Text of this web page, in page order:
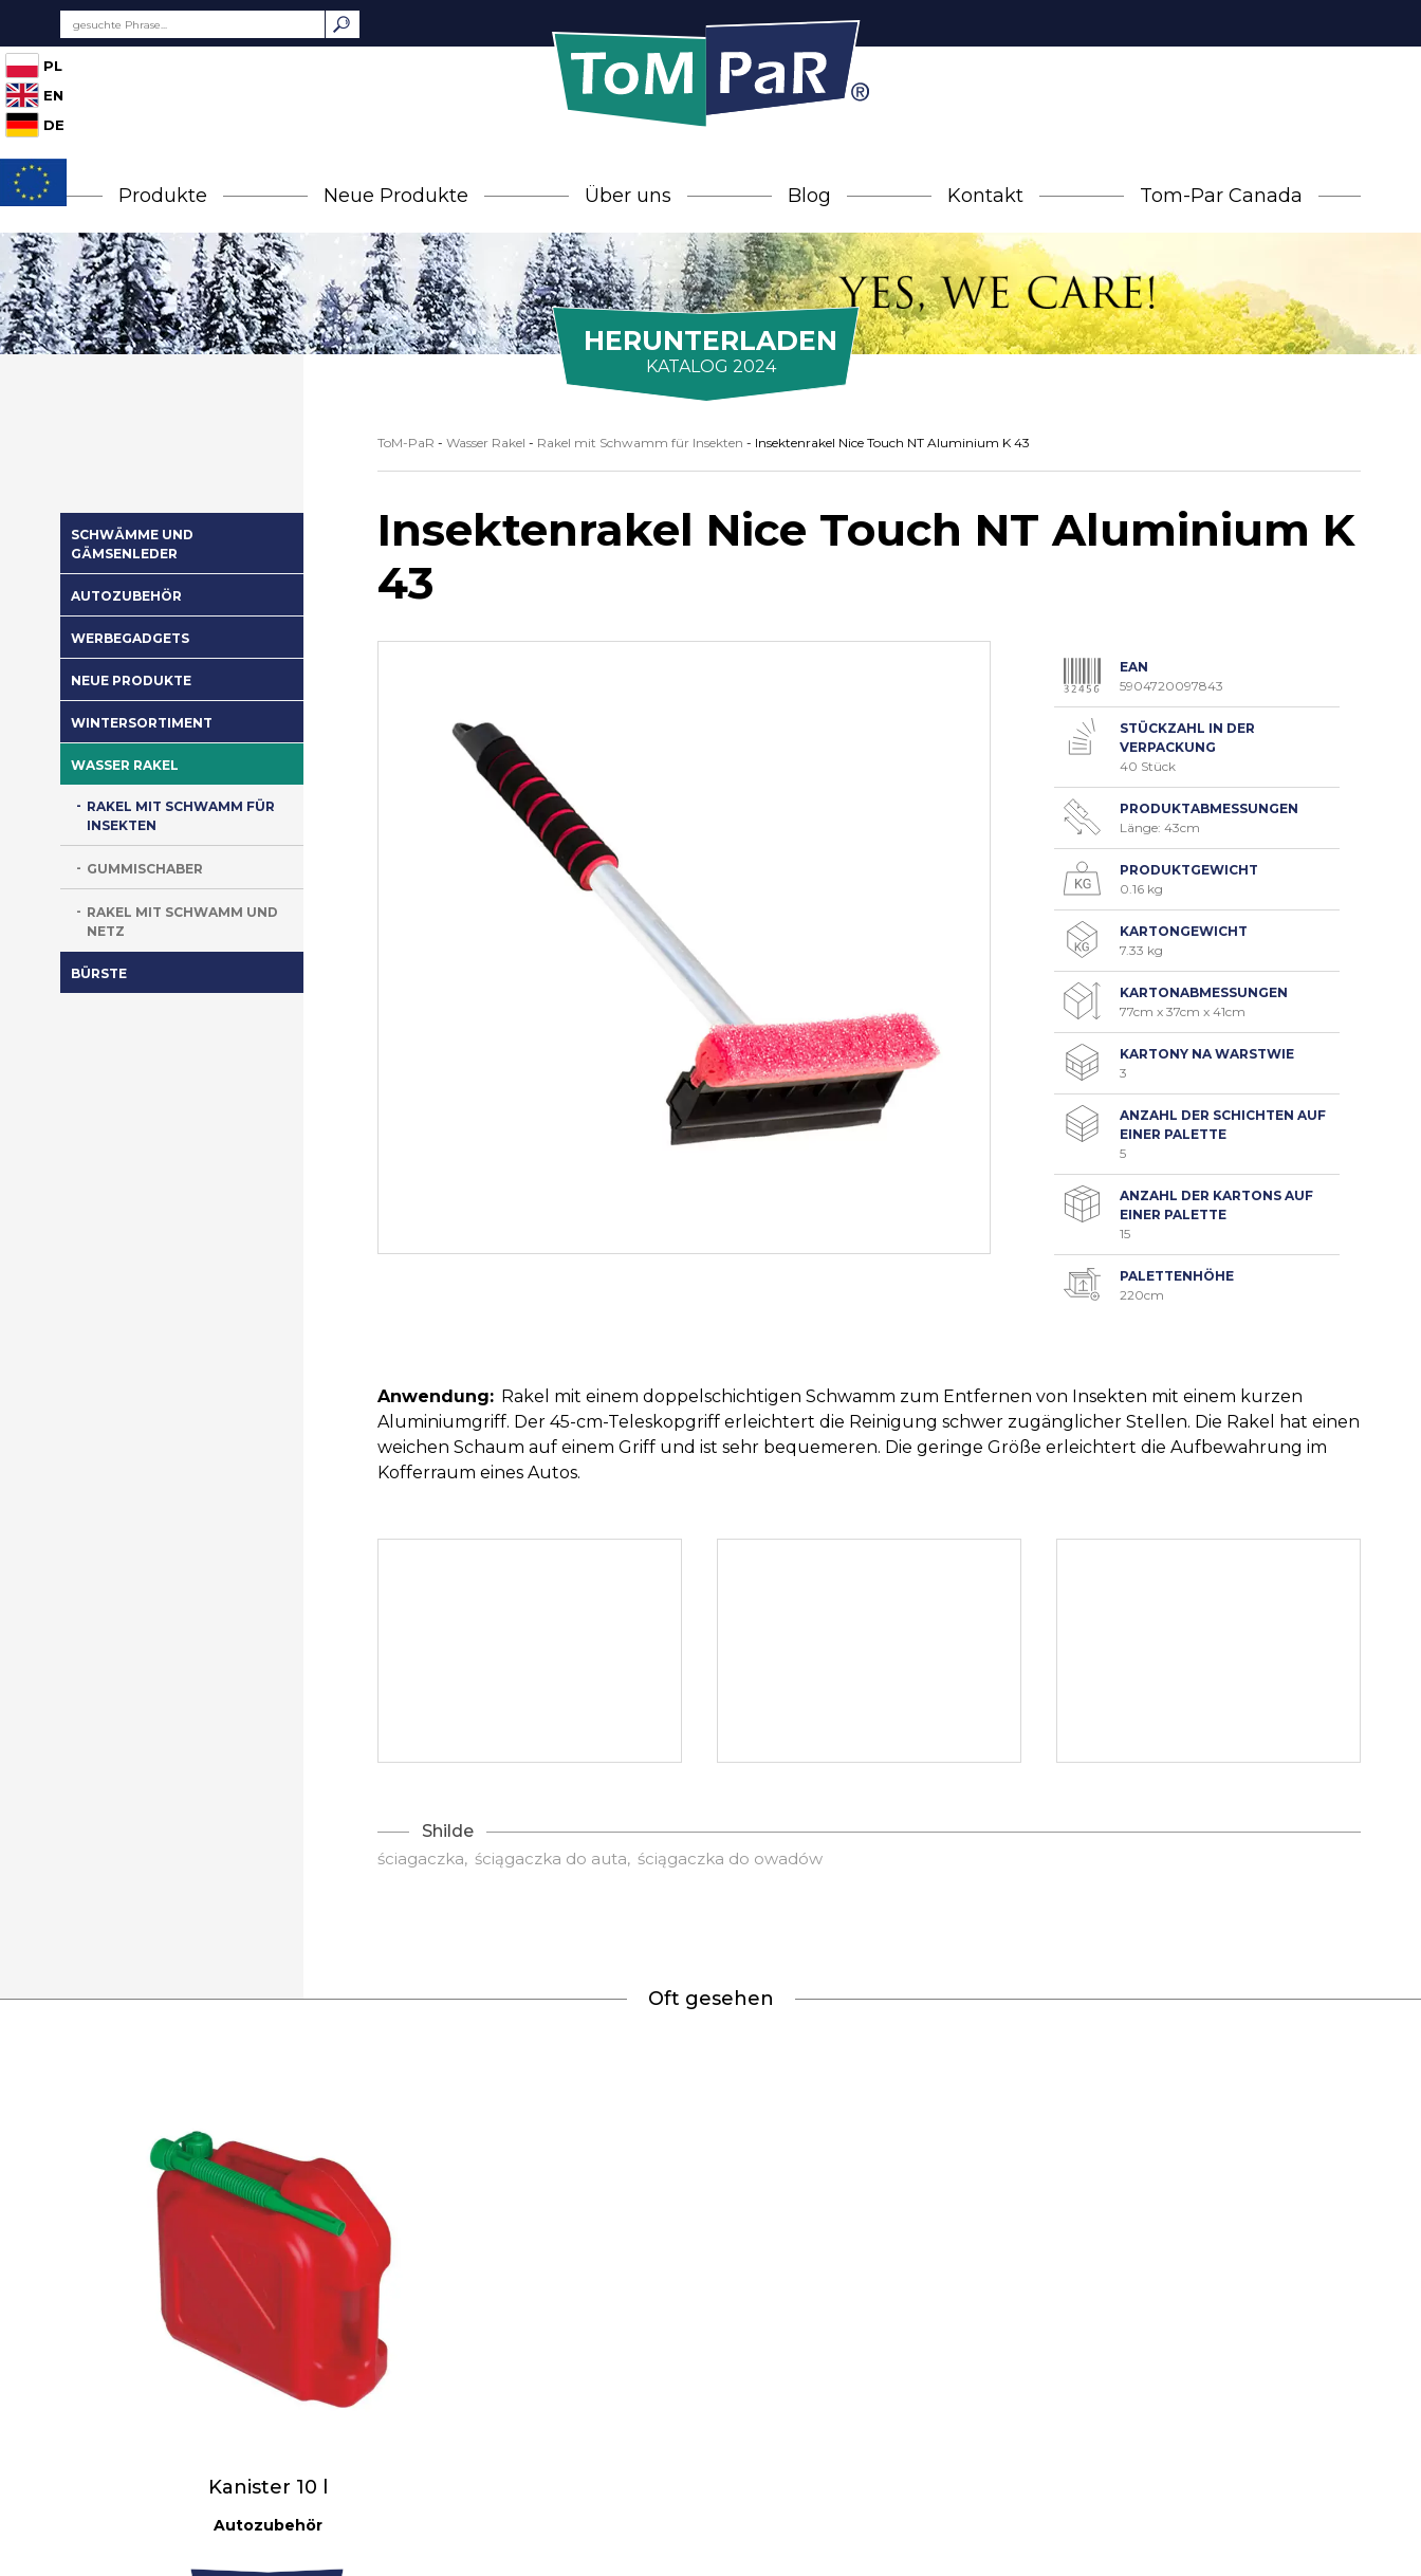
PL
EN
DE
Produkte Neue Produkte Über uns Blog Kontakt Tom-Par Canada
HERUNTERLADEN
KATALOG 2024
SCHWÄMME UND
GÄMSENLEDER
AUTOZUBEHÖR
WERBEGADGETS
NEUE PRODUKTE
WINTERSORTIMENT
WASSER RAKEL
RAKEL MIT SCHWAMM FÜR
INSEKTEN
GUMMISCHABER
RAKEL MIT SCHWAMM UND
NETZ
BÜRSTE
ToM-PaR - Wasser Rakel - Rakel mit Schwamm für Insekten - Insektenrakel Nice Touch NT Aluminium K 43
Insektenrakel Nice Touch NT Aluminium K
43
EAN
5904720097843
STÜCKZAHL IN DER
VERPACKUNG
40 Stück
PRODUKTABMESSUNGEN
Länge: 43cm
PRODUKTGEWICHT
0.16 kg
KARTONGEWICHT
7.33 kg
KARTONABMESSUNGEN
77cm x 37cm x 41cm
KARTONY NA WARSTWIE
3
ANZAHL DER SCHICHTEN AUF
EINER PALETTE
5
ANZAHL DER KARTONS AUF
EINER PALETTE
15
PALETTENHÖHE
220cm
Anwendung: Rakel mit einem doppelschichtigen Schwamm zum Entfernen von Insekten mit einem kurzen
Aluminiumgriff. Der 45-cm-Teleskopgriff erleichtert die Reinigung schwer zugänglicher Stellen. Die Rakel hat einen
weichen Schaum auf einem Griff und ist sehr bequemeren. Die geringe Größe erleichtert die Aufbewahrung im
Kofferraum eines Autos.
Shilde
ściagaczka ściągaczka do auta ściągaczka do owadów
Oft gesehen
Kanister 10 l
Autozubehör